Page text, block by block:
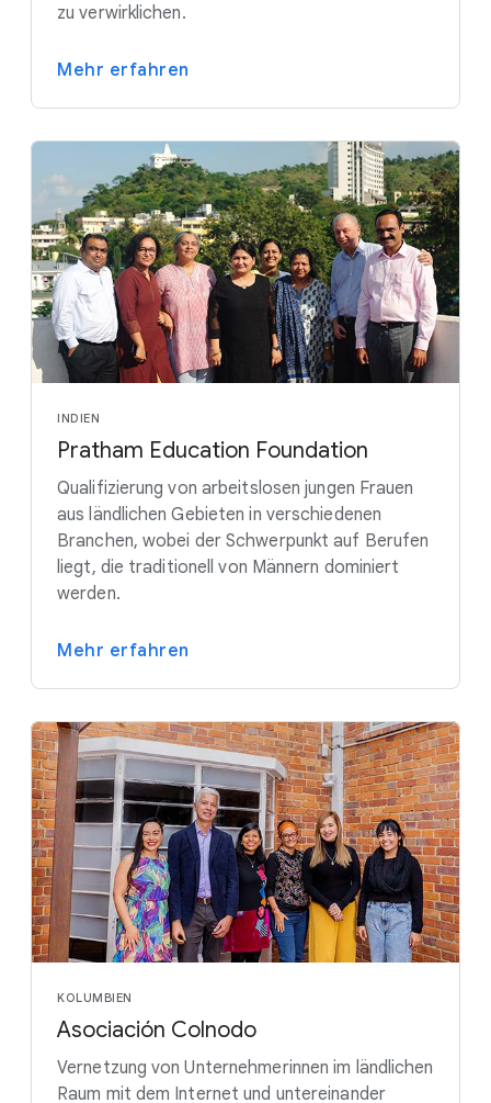
zu verwirklichen.
Mehr erfahren
INDIEN
Pratham Education Foundation
Qualifizierung von arbeitslosen jungen Frauen
aus ländlichen Gebieten in verschiedenen
Branchen, wobei der Schwerpunkt auf Berufen
liegt, die traditionell von Männern dominiert
werden.
Mehr erfahren
KOLUMBIEN
Asociación Colnodo
Vernetzung von Unternehmerinnen im ländlichen
Raum mit dem Internet und untereinander